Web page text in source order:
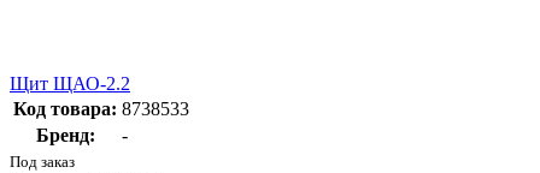
Щит ЩАО-2.2
Код товара: 8738533
Бренд:
-
Под заказ